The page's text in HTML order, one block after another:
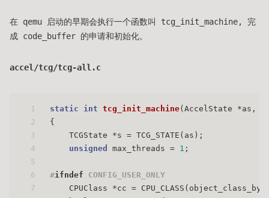
在 qemu 启动的早期会执行一个函数叫 tcg_init_machine, 完
成 code_buffer 的申请和初始化。
accel/tcg/tcg-all.c
1
2
3
4
5
6
7
static int tcg_init_machine(AccelState *as,
{
    TCGState *s = TCG_STATE(as);
unsigned
max_threads = 1 ;
#ifndef CONFIG_USER_ONLY
CPUClass *cc =